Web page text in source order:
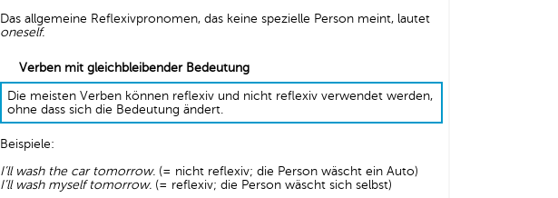
Das allgemeine Reflexivpronomen, das keine spezielle Person meint, lautet
oneself.
Verben mit gleichbleibender Bedeutung
Die meisten Verben können reflexiv und nicht reflexiv verwendet werden,
ohne dass sich die Bedeutung ändert.
Beispiele:
I’ll wash the car tomorrow. (= nicht reflexiv; die Person wäscht ein Auto)
I’ll wash myself tomorrow. (= reflexiv; die Person wäscht sich selbst)